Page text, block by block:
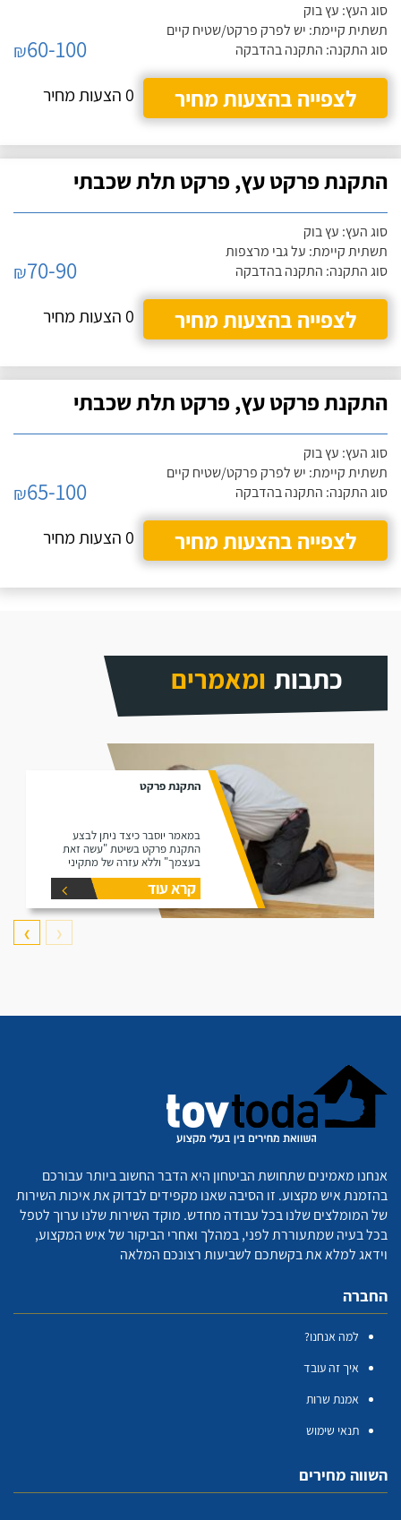
סוג העץ: עץ בוק
תשתית קיימת: יש לפרק פרקט/שטיח קיים
סוג התקנה: התקנה בהדבקה
₪60-100
לצפייה בהצעות מחיר
0 הצעות מחיר
התקנת פרקט עץ, פרקט תלת שכבתי
סוג העץ: עץ בוק
תשתית קיימת: על גבי מרצפות
סוג התקנה: התקנה בהדבקה
₪70-90
לצפייה בהצעות מחיר
0 הצעות מחיר
התקנת פרקט עץ, פרקט תלת שכבתי
סוג העץ: עץ בוק
תשתית קיימת: יש לפרק פרקט/שטיח קיים
סוג התקנה: התקנה בהדבקה
₪65-100
לצפייה בהצעות מחיר
0 הצעות מחיר
כתבות ומאמרים
התקנת פרקט
במאמר יוסבר כיצד ניתן לבצע
התקנת פרקט בשיטת "עשה זאת
בעצמך" וללא עזרה של מתקיני
פרקטים.
קרא עוד
❮
❯
אנחנו מאמינים שתחושת הביטחון היא הדבר החשוב ביותר עבורכם
בהזמנת איש מקצוע. זו הסיבה שאנו מקפידים לבדוק את איכות השירות
של המומלצים שלנו בכל עבודה מחדש. מוקד השירות שלנו ערוך לטפל
בכל בעיה שמתעוררת לפני, במהלך ואחרי הביקור של איש המקצוע,
וידאג למלא את בקשתכם לשביעות רצונכם המלאה
החברה
למה אנחנו?
איך זה עובד
אמנת שרות
תנאי שימוש
השווה מחירים